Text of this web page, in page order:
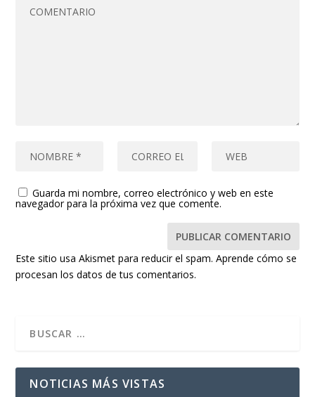
Guarda mi nombre, correo electrónico y web en este
navegador para la próxima vez que comente.
Este sitio usa Akismet para reducir el spam.Aprende cómo se
procesan los datos de tus comentarios.
NOTICIAS MÁS VISTAS